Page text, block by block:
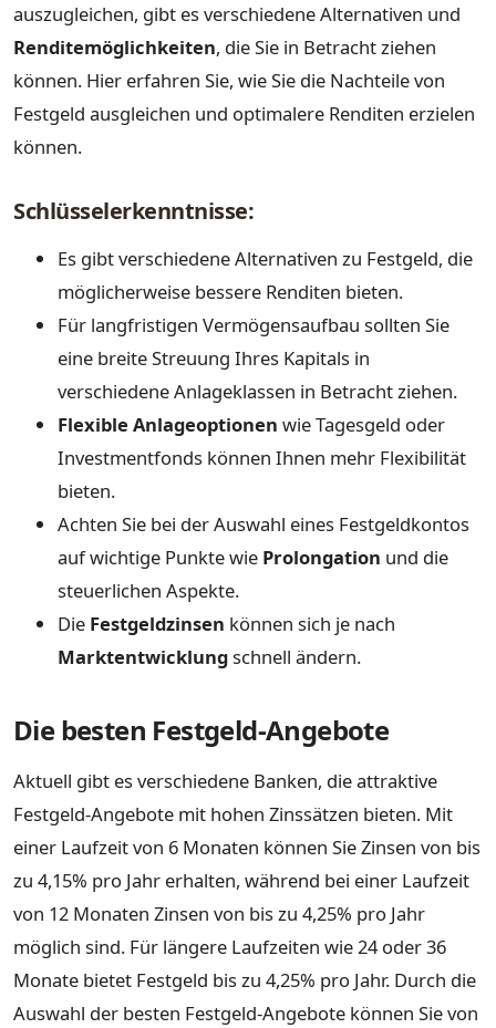
auszugleichen, gibt es verschiedene Alternativen und
Renditemöglichkeiten, die Sie in Betracht ziehen
können. Hier erfahren Sie, wie Sie die Nachteile von
Festgeld ausgleichen und optimalere Renditen erzielen
können.
Schlüsselerkenntnisse:
Es gibt verschiedene Alternativen zu Festgeld, die
möglicherweise bessere Renditen bieten.
Für langfristigen Vermögensaufbau sollten Sie
eine breite Streuung Ihres Kapitals in
verschiedene Anlageklassen in Betracht ziehen.
Flexible Anlageoptionen wie Tagesgeld oder
Investmentfonds können Ihnen mehr Flexibilität
bieten.
Achten Sie bei der Auswahl eines Festgeldkontos
auf wichtige Punkte wie Prolongation und die
steuerlichen Aspekte.
Die Festgeldzinsen können sich je nach
Marktentwicklungschnell ändern.
Die besten Festgeld-Angebote
Aktuell gibt es verschiedene Banken, die attraktive
Festgeld-Angebote mit hohen Zinssätzen bieten. Mit
einer Laufzeit von 6 Monaten können Sie Zinsen von bis
zu 4,15% pro Jahr erhalten, während bei einer Laufzeit
von 12 Monaten Zinsen von bis zu 4,25% pro Jahr
möglich sind. Für längere Laufzeiten wie 24 oder 36
Monate bietet Festgeld bis zu 4,25% pro Jahr. Durch die
Auswahl der besten Festgeld-Angebote können Sie von